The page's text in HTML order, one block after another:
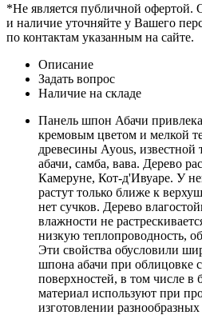
*Не является публичной офертой.
и наличие уточняйте у Вашего
по контактам указанным на сайте.
Описание
Задать вопрос
Наличие на складе
Панель шпон Абачи
кремовым цветом и мелкой
древесины Ayous,
абачи, самба, вава. Дерево
Камеруне, Кот-д'Ивуаре. У
растут только ближе к
нет сучков. Дерево
влажности не
низкую теплопроводность,
Эти свойства обусловили
шпона абачи при облицовке
поверхностей, в том числе в
материал используют при
изготовлении